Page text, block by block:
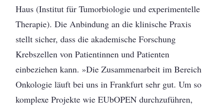
Haus (Institut für Tumor­biologie und experimentelle
Therapie). Die Anbindung an die klinische Praxis
stellt sicher, dass die akademische Forschung
Krebszellen von Patientinnen und Patienten
einbeziehen kann. »Die Zusammenarbeit im Bereich
Onkologie läuft bei uns in Frankfurt sehr gut. Um so
komplexe Projekte wie EUbOPEN durchzuführen,